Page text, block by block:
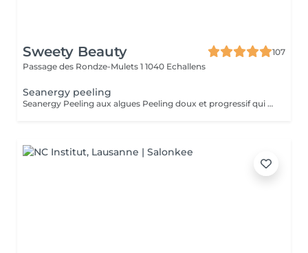
Sweety Beauty
107
Passage des Rondze-Mulets 1 1040 Echallens
Seanergy peeling
Seanergy Peeling aux algues Peeling doux et progressif qui exfolie la peau sans l'agresser. Il améliore l'éclat, affine le grain de peau et unifie le teint, tout en respectant les peaux sensibles. Teint lumineux Peau lisse Sans éviction sociale 4560 minutes